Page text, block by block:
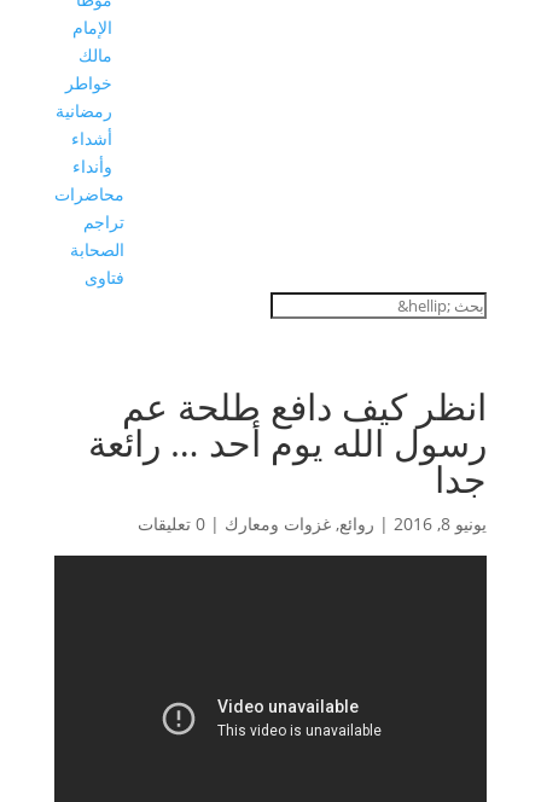
الإمام
مالك
خواطر
رمضانية
أشداء
وأنداء
محاضرات
تراجم
الصحابة
فتاوى
انظر كيف دافع طلحة عم
رسول الله يوم أحد … رائعة
جدا
يونيو 8, 2016 | روائع, غزوات ومعارك | 0 تعليقات